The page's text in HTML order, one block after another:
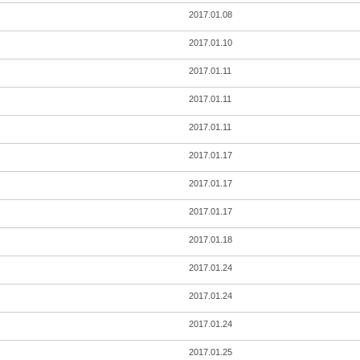
2017.01.08
2017.01.10
2017.01.11
2017.01.11
2017.01.11
2017.01.17
2017.01.17
2017.01.17
2017.01.18
2017.01.24
2017.01.24
2017.01.24
2017.01.25